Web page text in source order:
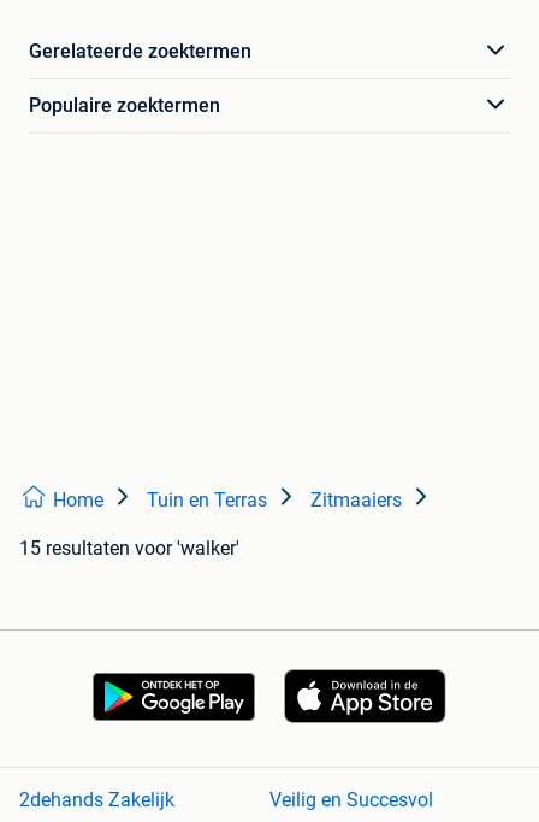
Gerelateerde zoektermen
Populaire zoektermen
Home Tuin en Terras Zitmaaiers
15 resultaten voor 'walker'
2dehands Zakelijk Veilig en Succesvol